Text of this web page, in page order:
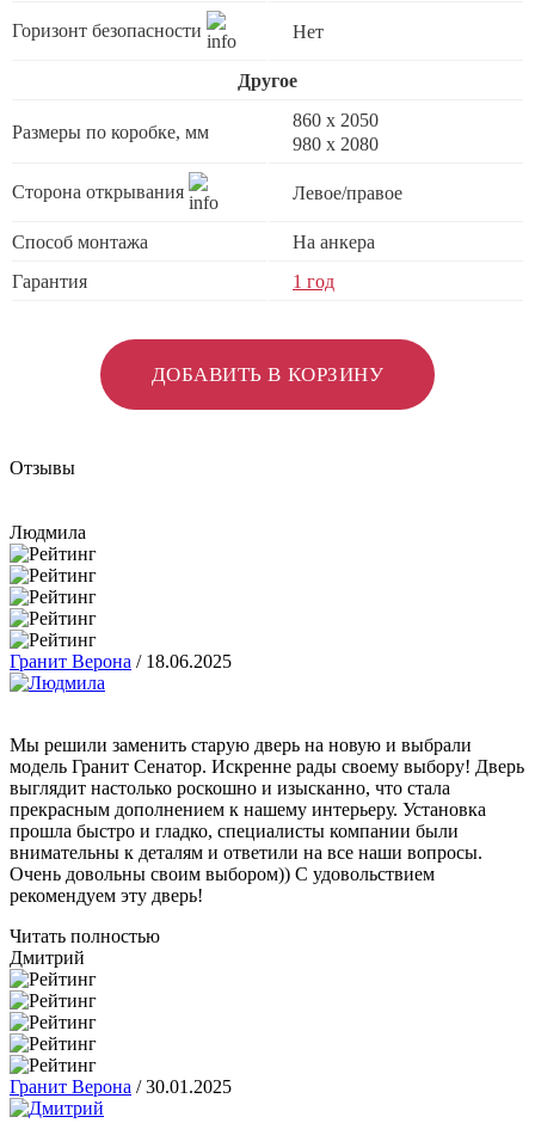
Горизонт безопасности Нет
Другое
Размеры по коробке, мм
860 х 2050
980 x 2080
Сторона открывания Левое/правое
Способ монтажа
На анкера
Гарантия
1 год
ДОБАВИТЬ В КОРЗИНУ
Отзывы
Людмила
Гранит Верона / 18.06.2025
Мы решили заменить старую дверь на новую и выбрали
модель Гранит Сенатор. Искренне рады своему выбору! Дверь
выглядит настолько роскошно и изысканно, что стала
прекрасным дополнением к нашему интерьеру. Установка
прошла быстро и гладко, специалисты компании были
внимательны к деталям и ответили на все наши вопросы.
Очень довольны своим выбором)) С удовольствием
рекомендуем эту дверь!
Читать полностью
Дмитрий
Гранит Верона /30.01.2025